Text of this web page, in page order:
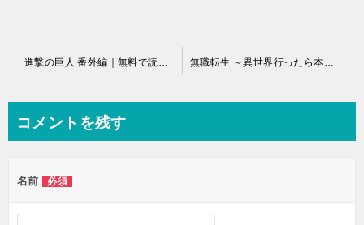
ビ
ー
シ
進撃の巨人 番外編｜無料で読めるスピンオフ漫画まとめ 無職転生 ～異世界行ったら本気だす～｜最新刊第17巻！マンガBANGで67話まで全話無料配信中！
コメントを残す
名前 必須